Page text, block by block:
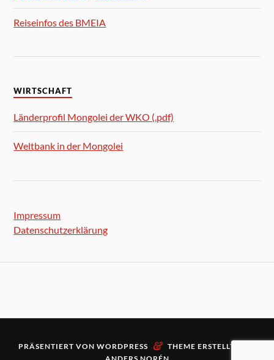
Reiseinfos des BMEIA
WIRTSCHAFT
Länderprofil Mongolei der WKO (.pdf)
Weltbank in der Mongolei
Impressum
Datenschutzerklärung
PRÄSENTIERT VON WORDPRESS & THEME ERSTELLT VON